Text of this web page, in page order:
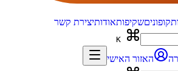
קופוניםשקיפותאודותיצירת קשר
האזור האישי